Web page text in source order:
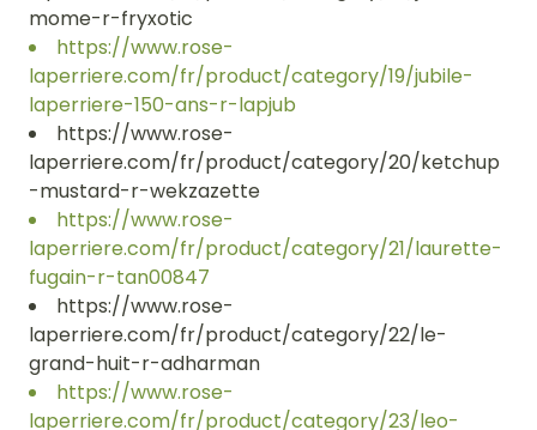
mome-r-fryxotic
https://www.rose-
laperriere.com/fr/product/category/19/jubile-
laperriere-150-ans-r-lapjub
https://www.rose-
laperriere.com/fr/product/category/20/ketchup
-mustard-r-wekzazette
https://www.rose-
laperriere.com/fr/product/category/21/laurette-
fugain-r-tan00847
https://www.rose-
laperriere.com/fr/product/category/22/le-
grand-huit-r-adharman
https://www.rose-
laperriere.com/fr/product/category/23/leo-